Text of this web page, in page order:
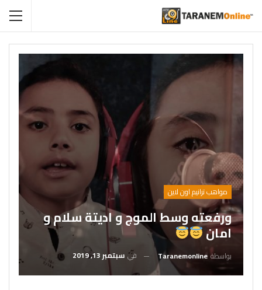
مواهب ترانيم اون لاين
ورفعته وسط الموج و اديتة سلام و
امان
بواسطةTaranemonline في سبتمبر 13, 2019